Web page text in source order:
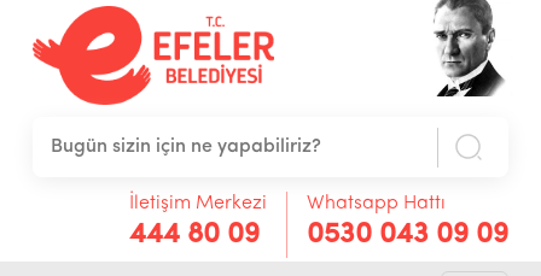
İletişim Merkezi
444 80 09
Whatsapp Hattı
0530 043 09 09